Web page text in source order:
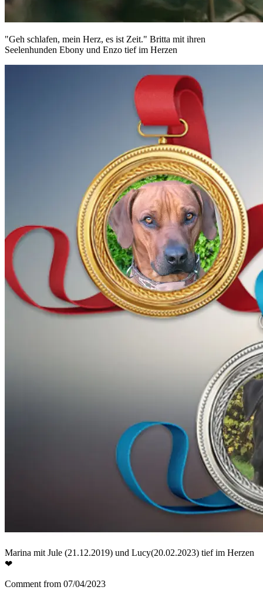
"Geh schlafen, mein Herz, es ist Zeit." Britta mit ihren
Seelenhunden Ebony und Enzo tief im Herzen
Marina mit Jule (21.12.2019) und Lucy(20.02.2023) tief im Herzen
❤
Comment from 07/04/2023